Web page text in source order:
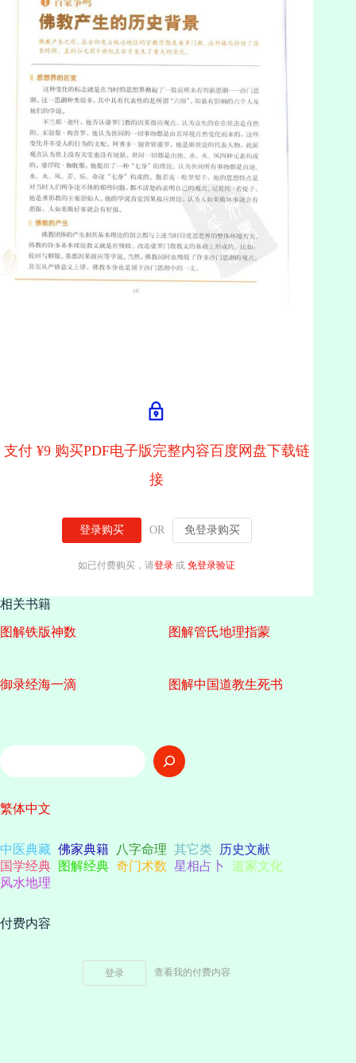
支付 ¥9 购买PDF电子版完整内容百度网盘下载链
接
登录购买 OR 免登录购买
如已付费购买，请登录 或免登录验证
相关书籍
图解铁版神数 图解管氏地理指蒙
御录经海一滴 图解中国道教生死书
搜
索
繁体中文
中医典藏 佛家典籍 八字命理 其它类
历史文献
国学经典
图解经典 奇门术数 星相占卜
道家文化
风水地理
付费内容
登录 查看我的付费内容